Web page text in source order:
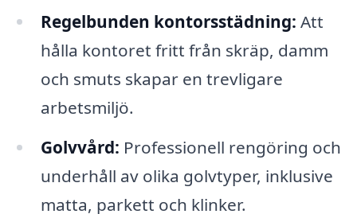
Regelbunden kontorsstädning: Att
hålla kontoret fritt från skräp, damm
och smuts skapar en trevligare
arbetsmiljö.
Golvvård: Professionell rengöring och
underhåll av olika golvtyper, inklusive
matta, parkett och klinker.